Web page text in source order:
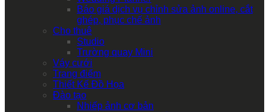
Báo giá dịch vụ chỉnh sửa ảnh online, cắt
ghép, phục chế ảnh
Cho thuê
Studio
Trường quay Mini
Váy cưới
Trang điểm
Thiết Kế Đồ Họa
Đào tạo
Nhiếp ảnh cơ bản